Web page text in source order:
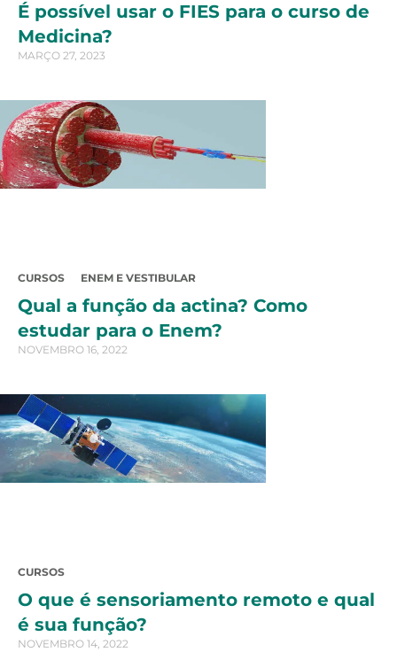
É possível usar o FIES para o curso de
Medicina?
MARÇO 27, 2023
CURSOS ENEM E VESTIBULAR
Qual a função da actina? Como
estudar para o Enem?
NOVEMBRO 16, 2022
CURSOS
O que é sensoriamento remoto e qual
é sua função?
NOVEMBRO 14, 2022